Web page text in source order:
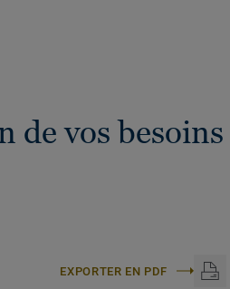
de vos besoins
EXPORTER EN PDF